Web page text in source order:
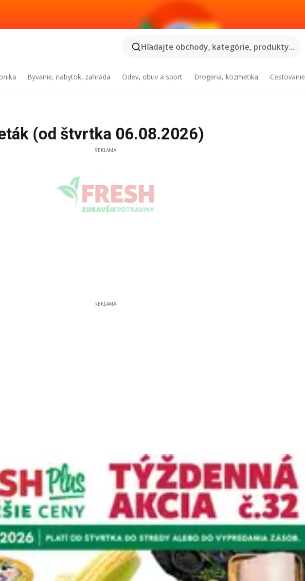
Hľadajte obchody, kategórie, produkty...
Byvanie, nabytok, zahrada Odev, obuv a sport Drogeria, kozmetika Cestovanie
(od štvrtka 06.08.2026)
REKLAMA
REKLAMA